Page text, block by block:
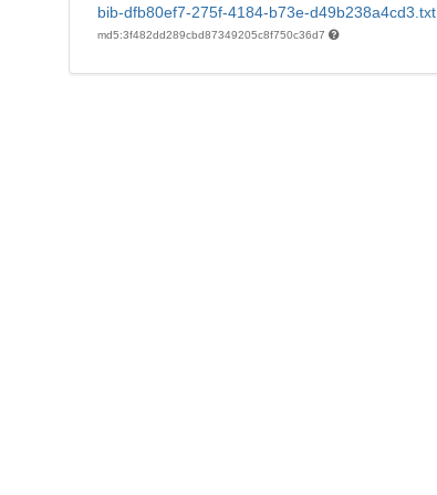
bib-dfb80ef7-275f-4184-b73e-d49b238a4cd3.txt
md5:3f482dd289cbd87349205c8f750c36d7